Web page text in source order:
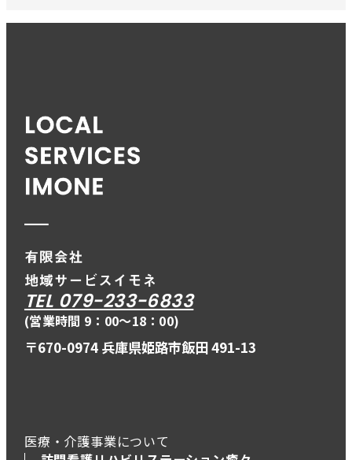
TEL 079-233-6833
(営業時間 9：00〜18：00)
〒670-0974 兵庫県姫路市飯田 491-13
医療・介護事業について